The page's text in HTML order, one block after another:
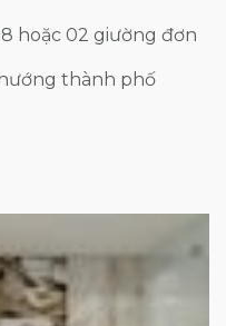
hoặc 02 giường đơn
thành phố